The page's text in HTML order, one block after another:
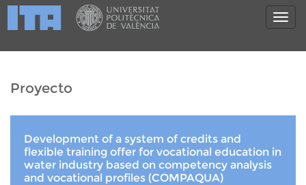
Proyecto
Development of a system of credits and
flexible training offer for vocational education in
water industry based on competency analysis
and vocational profiles (COMPAQUA)